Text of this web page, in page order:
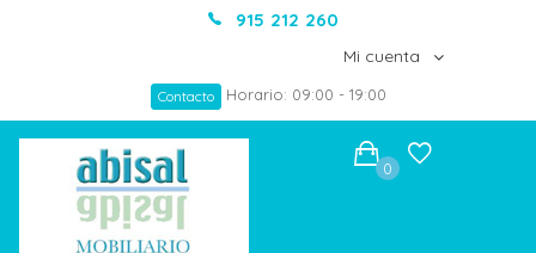
915 212 260
Mi cuenta
Contacto Horario: 09:00 - 19:00
0